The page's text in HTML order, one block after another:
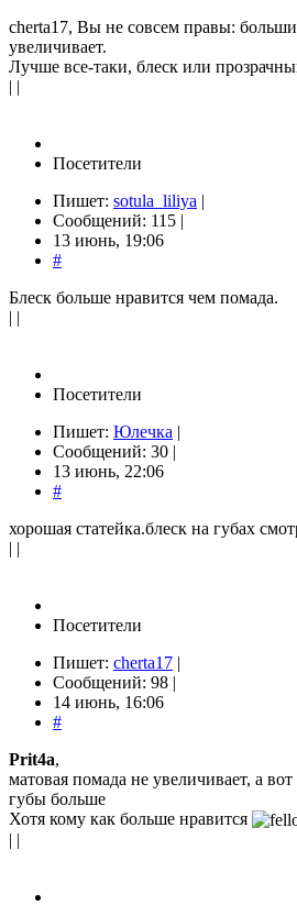
cherta17, Вы не совсем правы:
увеличивает.
Лучше все-таки, блеск или
| |
Посетители
Пишет: sotula_liliya |
Сообщений: 115 |
13 июнь, 19:06
#
Блеск больше нравится чем помада.
| |
Посетители
Пишет: Юлечка |
Сообщений: 30 |
13 июнь, 22:06
#
хорошая статейка.блеск на губах
| |
Посетители
Пишет: cherta17 |
Сообщений: 98 |
14 июнь, 16:06
#
Prit4a,
матовая помада не увеличивает, а
губы больше
Хотя кому как больше нравится
| |